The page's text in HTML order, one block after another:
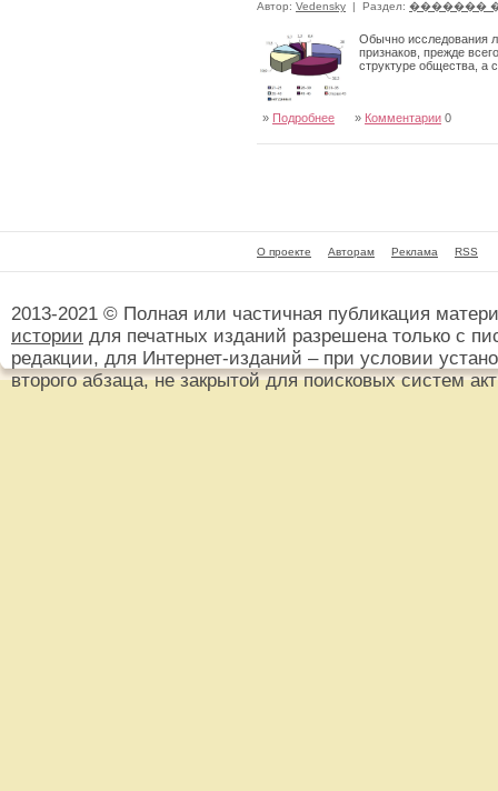
Автор: Vedensky | Раздел: �������
Обычно исследования
признаков, прежде
структуре общества, а
» Подробнее » Комментарии 0
О проекте Авторам Реклама RSS
2013-2021 © Полная или частичная публикация
истории для печатных изданий разрешена только с
редакции, для Интернет-изданий – при условии
второго абзаца, не закрытой для поисковых систем